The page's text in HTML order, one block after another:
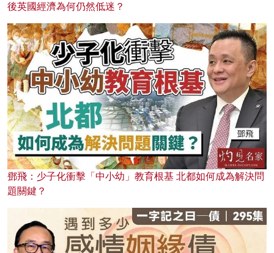
後英國經濟為何仍然低迷？
鄧飛：少子化衝擊「中小幼」教育根基 北都如何成為解決問
題關鍵？